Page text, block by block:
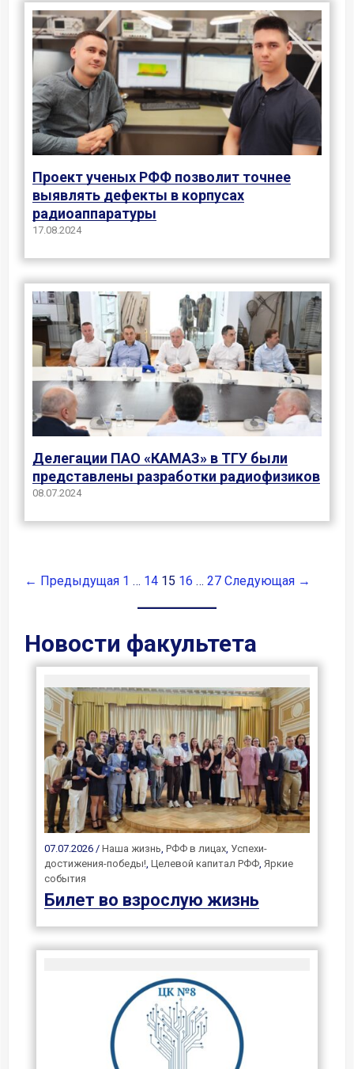
Проект ученых РФФ позволит точнее
выявлять дефекты в корпусах
радиоаппаратуры
17.08.2024
Делегации ПАО «КАМАЗ» в ТГУ были
представлены разработки радиофизиков
08.07.2024
← Предыдущая 1 … 14 15 16 … 27 Следующая →
Новости факультета
07.07.2026 / Наша жизнь РФФ в лицах Успехи-
достижения-победы! Целевой капитал РФФ Яркие
события
Билет во взрослую жизнь